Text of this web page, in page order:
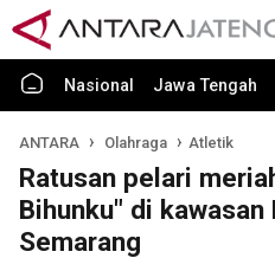
Nasional Jawa Tengah
ANTARA Olahraga Atletik
Ratusan pelari
Bihunku" di kawasan
Semarang